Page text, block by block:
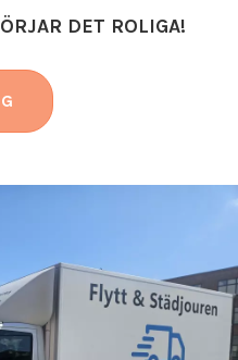
DET ROLIGA!